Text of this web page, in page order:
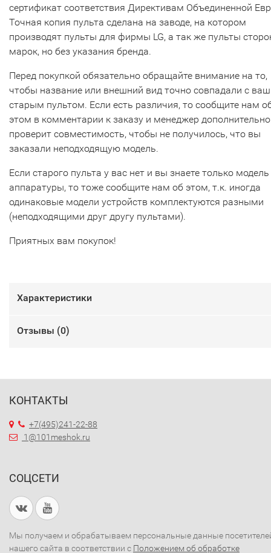
сертификат соответствия Директивам Объединенной
Точная копия пульта сделана на заводе, на котором
производят пульты для фирмы LG, а так же пульты
марок, но без указания бренда.
Перед покупкой обязательно обращайте внимание на то,
чтобы название или внешний вид точно совпадали с
старым пультом. Если есть различия, то сообщите нам
этом в комментарии к заказу и менеджер дополнительно
проверит совместимость, чтобы не получилось, что вы
заказали неподходящую модель.
Если старого пульта у вас нет и вы знаете только модель
аппаратуры, то тоже сообщите нам об этом, т.к. иногда
одинаковые модели устройств комплектуются разными
(неподходящими друг другу пультами).
Приятных вам покупок!
Характеристики
Отзывы (0)
КОНТАКТЫ
+7(495)241-22-88
1@101meshok.ru
СОЦСЕТИ
Мы получаем и обрабатываем персональные данные
нашего сайта в соответствии с Положением об обработке